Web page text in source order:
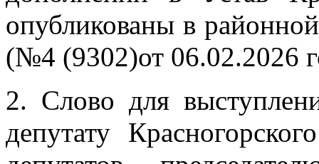
опубликованы в
(№4 (9302)от 06.02.2026
2. Слово для
депутату